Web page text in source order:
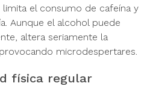
el consumo de cafeína y
Aunque el alcohol puede
altera seriamente la
microdespertares.
física regular